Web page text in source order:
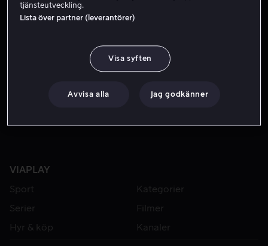
VIAPLAY
Sport
Kategorier
Serier
Filmer
Hyr & köp
Kanaler
tjänsteutveckling.
Lista över partner (leverantörer)
Visa syften
Avvisa alla Jag godkänner